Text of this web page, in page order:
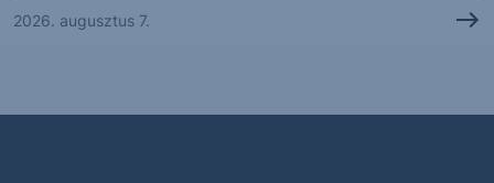
2026. augusztus 7.